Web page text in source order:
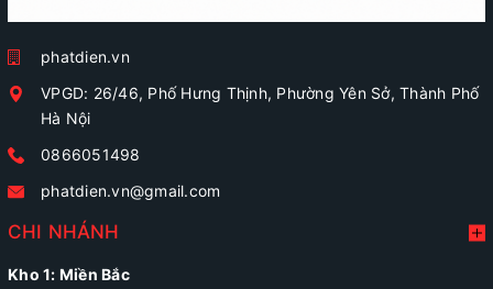
phatdien.vn
VPGD: 26/46, Phố Hưng Thịnh, Phường Yên Sở, Thành Phố
Hà Nội
0866051498
phatdien.vn@gmail.com
CHI NHÁNH
Kho 1: Miền Bắc